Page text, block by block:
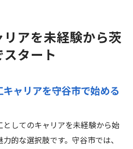
アを未経験から茨
タート
ャリアを守谷市で始める
してのキャリアを未経験から始
的な選択肢です。守谷市では、